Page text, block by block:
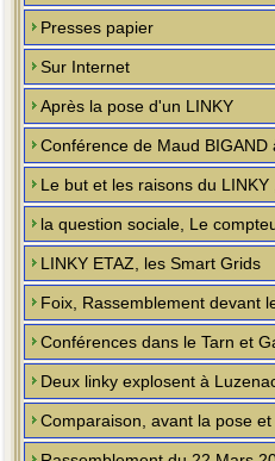
Presses papier
Sur Internet
Après la pose d'un LINKY
Conférence de Maud
Le but et les raisons du LINKY
la question sociale, Le
LINKY ETAZ, les Smart Grids
Foix, Rassemblement devant
Conférences dans le Tarn et
Deux linky explosent à
Comparaison, avant la pose